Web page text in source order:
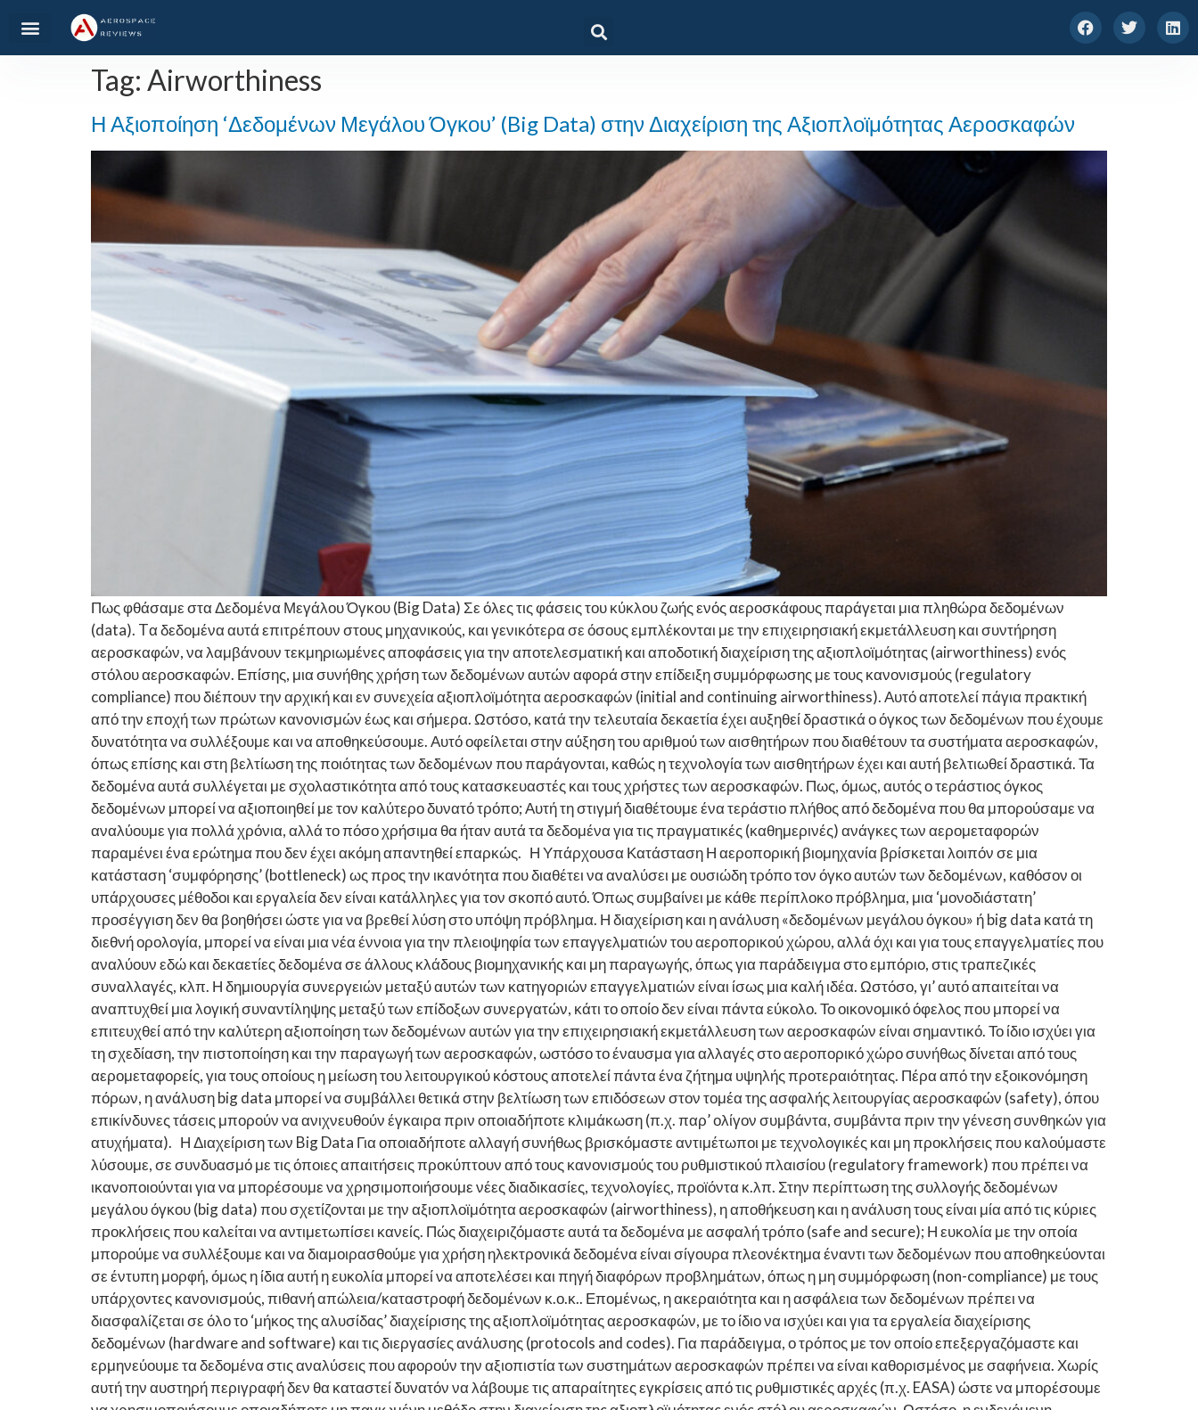
Tag: Airworthiness
Η Αξιοποίηση ‘Δεδομένων Μεγάλου Όγκου’ (Big Data) στην Διαχείριση της Αξιοπλοϊμότητας Αεροσκαφών
Πως φθάσαμε στα Δεδομένα Μεγάλου Όγκου (Big Data) Σε όλες τις φάσεις του κύκλου ζωής ενός αεροσκάφους παράγεται μια πληθώρα δεδομένων
(data). Tα δεδομένα αυτά επιτρέπουν στους μηχανικούς, και γενικότερα σε όσους εμπλέκονται με την επιχειρησιακή εκμετάλλευση και συντήρηση
αεροσκαφών, να λαμβάνουν τεκμηριωμένες αποφάσεις για την αποτελεσματική και αποδοτική διαχείριση της αξιοπλοϊμότητας (airworthiness) ενός
στόλου αεροσκαφών. Επίσης, μια συνήθης χρήση των δεδομένων αυτών αφορά στην επίδειξη συμμόρφωσης με τους κανονισμούς (regulatory
compliance) που διέπουν την αρχική και εν συνεχεία αξιοπλοϊμότητα αεροσκαφών (initial and continuing airworthiness). Αυτό αποτελεί πάγια πρακτική
από την εποχή των πρώτων κανονισμών έως και σήμερα. Ωστόσο, κατά την τελευταία δεκαετία έχει αυξηθεί δραστικά ο όγκος των δεδομένων που έχουμε
δυνατότητα να συλλέξουμε και να αποθηκεύσουμε. Αυτό οφείλεται στην αύξηση του αριθμού των αισθητήρων που διαθέτουν τα συστήματα αεροσκαφών,
όπως επίσης και στη βελτίωση της ποιότητας των δεδομένων που παράγονται, καθώς η τεχνολογία των αισθητήρων έχει και αυτή βελτιωθεί δραστικά. Τα
δεδομένα αυτά συλλέγεται με σχολαστικότητα από τους κατασκευαστές και τους χρήστες των αεροσκαφών. Πως, όμως, αυτός ο τεράστιος όγκος
δεδομένων μπορεί να αξιοποιηθεί με τον καλύτερο δυνατό τρόπο; Αυτή τη στιγμή διαθέτουμε ένα τεράστιο πλήθος από δεδομένα που θα μπορούσαμε να
αναλύουμε για πολλά χρόνια, αλλά το πόσο χρήσιμα θα ήταν αυτά τα δεδομένα για τις πραγματικές (καθημερινές) ανάγκες των αερομεταφορών
παραμένει ένα ερώτημα που δεν έχει ακόμη απαντηθεί επαρκώς. Η Υπάρχουσα Κατάσταση Η αεροπορική βιομηχανία βρίσκεται λοιπόν σε μια
κατάσταση ‘συμφόρησης’ (bottleneck) ως προς την ικανότητα που διαθέτει να αναλύσει με ουσιώδη τρόπο τον όγκο αυτών των δεδομένων, καθόσον οι
υπάρχουσες μέθοδοι και εργαλεία δεν είναι κατάλληλες για τον σκοπό αυτό. Όπως συμβαίνει με κάθε περίπλοκο πρόβλημα, μια ‘μονοδιάστατη’
προσέγγιση δεν θα βοηθήσει ώστε για να βρεθεί λύση στο υπόψη πρόβλημα. Η διαχείριση και η ανάλυση «δεδομένων μεγάλου όγκου» ή big data κατά τη
διεθνή ορολογία, μπορεί να είναι μια νέα έννοια για την πλειοψηφία των επαγγελματιών του αεροπορικού χώρου, αλλά όχι και για τους επαγγελματίες που
αναλύουν εδώ και δεκαετίες δεδομένα σε άλλους κλάδους βιομηχανικής και μη παραγωγής, όπως για παράδειγμα στο εμπόριο, στις τραπεζικές
συναλλαγές, κλπ. Η δημιουργία συνεργειών μεταξύ αυτών των κατηγοριών επαγγελματιών είναι ίσως μια καλή ιδέα. Ωστόσο, γι’ αυτό απαιτείται να
αναπτυχθεί μια λογική συναντίληψης μεταξύ των επίδοξων συνεργατών, κάτι το οποίο δεν είναι πάντα εύκολο. Το οικονομικό όφελος που μπορεί να
επιτευχθεί από την καλύτερη αξιοποίηση των δεδομένων αυτών για την επιχειρησιακή εκμετάλλευση των αεροσκαφών είναι σημαντικό. Το ίδιο ισχύει για
τη σχεδίαση, την πιστοποίηση και την παραγωγή των αεροσκαφών, ωστόσο το έναυσμα για αλλαγές στο αεροπορικό χώρο συνήθως δίνεται από τους
αερομεταφορείς, για τους οποίους η μείωση του λειτουργικού κόστους αποτελεί πάντα ένα ζήτημα υψηλής προτεραιότητας. Πέρα από την εξοικονόμηση
πόρων, η ανάλυση big data μπορεί να συμβάλλει θετικά στην βελτίωση των επιδόσεων στον τομέα της ασφαλής λειτουργίας αεροσκαφών (safety), όπου
επικίνδυνες τάσεις μπορούν να ανιχνευθούν έγκαιρα πριν οποιαδήποτε κλιμάκωση (π.χ. παρ’ ολίγον συμβάντα, συμβάντα πριν την γένεση συνθηκών για
ατυχήματα). Η Διαχείριση των Big Data Για οποιαδήποτε αλλαγή συνήθως βρισκόμαστε αντιμέτωποι με τεχνολογικές και μη προκλήσεις που καλούμαστε
λύσουμε, σε συνδυασμό με τις όποιες απαιτήσεις προκύπτουν από τους κανονισμούς του ρυθμιστικού πλαισίου (regulatory framework) που πρέπει να
ικανοποιούνται για να μπορέσουμε να χρησιμοποιήσουμε νέες διαδικασίες, τεχνολογίες, προϊόντα κ.λπ. Στην περίπτωση της συλλογής δεδομένων
μεγάλου όγκου (big data) που σχετίζονται με την αξιοπλοϊμότητα αεροσκαφών (airworthiness), η αποθήκευση και η ανάλυση τους είναι μία από τις κύριες
προκλήσεις που καλείται να αντιμετωπίσει κανείς. Πώς διαχειριζόμαστε αυτά τα δεδομένα με ασφαλή τρόπο (safe and secure); Η ευκολία με την οποία
μπορούμε να συλλέξουμε και να διαμοιρασθούμε για χρήση ηλεκτρονικά δεδομένα είναι σίγουρα πλεονέκτημα έναντι των δεδομένων που αποθηκεύονται
σε έντυπη μορφή, όμως η ίδια αυτή η ευκολία μπορεί να αποτελέσει και πηγή διαφόρων προβλημάτων, όπως η μη συμμόρφωση (non-compliance) με τους
υπάρχοντες κανονισμούς, πιθανή απώλεια/καταστροφή δεδομένων κ.ο.κ.. Επομένως, η ακεραιότητα και η ασφάλεια των δεδομένων πρέπει να
διασφαλίζεται σε όλο το ‘μήκος της αλυσίδας’ διαχείρισης της αξιοπλοϊμότητας αεροσκαφών, με το ίδιο να ισχύει και για τα εργαλεία διαχείρισης
δεδομένων (hardware and software) και τις διεργασίες ανάλυσης (protocols and codes). Για παράδειγμα, ο τρόπος με τον οποίο επεξεργαζόμαστε και
ερμηνεύουμε τα δεδομένα στις αναλύσεις που αφορούν την αξιοπιστία των συστημάτων αεροσκαφών πρέπει να είναι καθορισμένος με σαφήνεια. Χωρίς
αυτή την αυστηρή περιγραφή δεν θα καταστεί δυνατόν να λάβουμε τις απαραίτητες εγκρίσεις από τις ρυθμιστικές αρχές (π.χ. EASA) ώστε να μπορέσουμε